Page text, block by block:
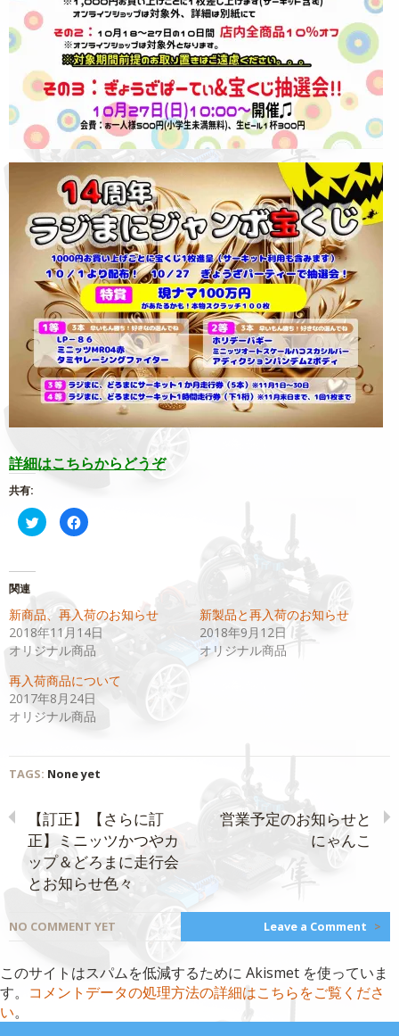
詳細はこちらからどうぞ
共有:
ク
リ
有
(新
し
い
ウ
ン
ド
ウ
で
開
す)
Facebook
で
リ
ッ
ク
し
て
だ
さ
い
(新
し
ィ
ド
す)
関連
新商品、再入荷のお知らせ
2018年11月14日
オリジナル商品
新製品と再入荷のお知らせ
2018年9月12日
オリジナル商品
再入荷商品について
2017年8月24日
オリジナル商品
TAGS: None yet
【訂正】【さらに訂
正】ミニッツかつやカ
ップ＆どろまに走行会
とお知らせ色々
営業予定のお知らせと
にゃんこ
NO COMMENT YET Leave a Comment >
このサイトはスパムを低減するために Akismet を使っていま
す。 コメントデータの処理方法の詳細はこちらをご覧くださ
い。